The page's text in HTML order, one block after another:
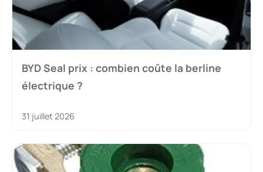
BYD Seal prix : combien coûte la berline
électrique ?
31 juillet 2026